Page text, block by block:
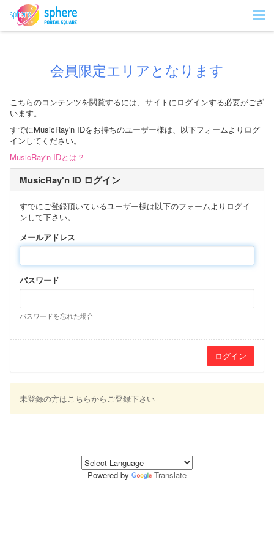
会員限定エリアとなります
こちらのコンテンツを閲覧するには、サイトにログインする必要がござ
います。
すでにMusicRay'n IDをお持ちのユーザー様は、以下フォームよりログ
インしてください。
MusicRay'n IDとは？
MusicRay'n ID ログイン
すでにご登録頂いているユーザー様は以下のフォームよりログイ
ンして下さい。
メールアドレス
パスワード
パスワードを忘れた場合
未登録の方はこちらからご登録下さい
Powered by Translate